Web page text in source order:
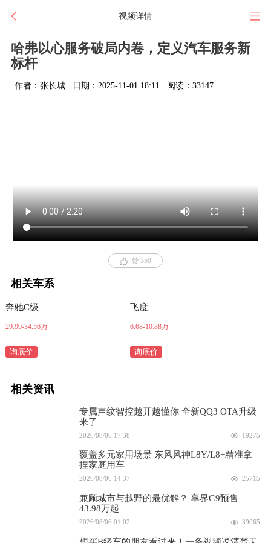
视频详情
哈弗以心服务破局内卷，定义汽车服务新
标杆
作者：张长城 日期：2025-11-01 18:11 阅读：33147
赞 359
相关车系
奔驰C级
29.99-34.56万
询底价
飞度
6.68-10.88万
询底价
相关资讯
专属声纹智控越开越懂你 全新QQ3 OTA升级
来了
2026/08/06 17:38 19275
覆盖多元家用场景 东风风神L8Y/L8+精准拿
捏家庭用车
2026/08/06 14:37 25715
兼顾城市与越野的最优解？ 享界G9预售
43.98万起
2026/08/06 01:02 39065